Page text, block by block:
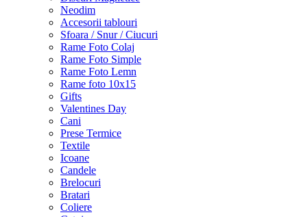
Neodim
Accesorii tablouri
Sfoara / Snur / Ciucuri
Rame Foto Colaj
Rame Foto Simple
Rame Foto Lemn
Rame foto 10x15
Gifts
Valentines Day
Cani
Prese Termice
Textile
Icoane
Candele
Brelocuri
Bratari
Coliere